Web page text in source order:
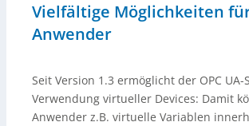
Vielfältige Möglichkeiten
Anwender
Seit Version 1.3 ermöglicht der OPC UA-
Verwendung virtueller Devices: Damit
Anwender z.B. virtuelle Variablen